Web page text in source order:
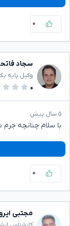
۰
سجاد
وکیل پایه
۰
۵ سال پیش
با سلام چنانچه
۰
مجتبی